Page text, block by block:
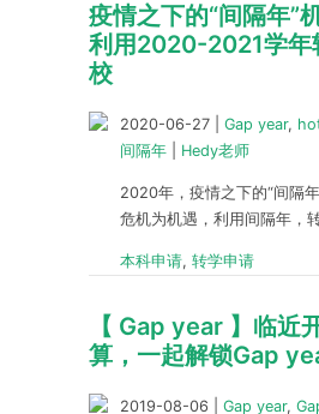
疫情之下的“间隔年
利用2020-2021学年
校
2020-06-27 Gap year,
间隔年
Hedy老师
2020年，疫情之下的“间隔
危机为机遇，利用间隔年，
本科申请, 转学申请
【 Gap year 】临近
算，一起解锁Gap
2019-08-06 Gap year,